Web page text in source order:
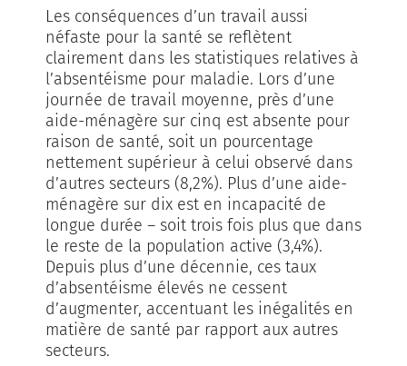
Les conséquences d’un travail aussi
néfaste pour la santé se reflètent
clairement dans les statistiques relatives à
l’absentéisme pour maladie. Lors d’une
journée de travail moyenne, près d’une
aide-ménagère sur cinq est absente pour
raison de santé, soit un pourcentage
nettement supérieur à celui observé dans
d’autres secteurs (8,2%). Plus d’une aide-
ménagère sur dix est en incapacité de
longue durée – soit trois fois plus que dans
le reste de la population active (3,4%).
Depuis plus d’une décennie, ces taux
d’absentéisme élevés ne cessent
d’augmenter, accentuant les inégalités en
matière de santé par rapport aux autres
secteurs.